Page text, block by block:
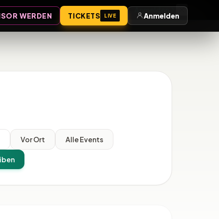
Anmelden
WERDEN TICKETS LIVE Anmelden
Vor Ort Alle Events